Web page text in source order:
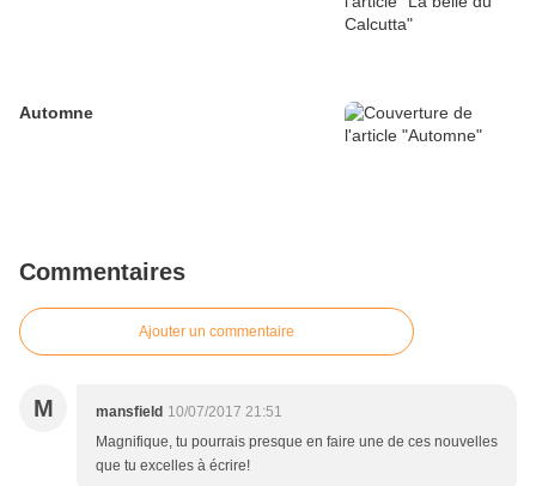
Automne
Commentaires
Ajouter un commentaire
M mansfield 10/07/2017 21:51
Magnifique, tu pourrais presque en faire une de ces nouvelles
que tu excelles à écrire!